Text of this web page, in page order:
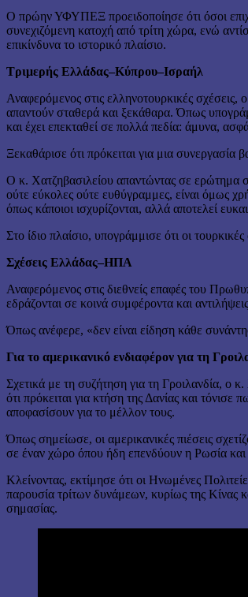
Ο πρώην ΥΦΥΠΕΞ προειδοποίησε ότι όσοι
συνεχιζόμενη κατοχή από τρίτη χώρα, ενώ
επικίνδυνα το ιστορικό πλαίσιο.
Τριμερής Ελλάδας–Κύπρου–Ισραήλ
Αναφερόμενος στις ελληνοτουρκικές
απαντούν σταθερά και ξεκάθαρα. Όπως
και έχει επεκταθεί σε πολλά πεδία: άμυνα,
Ξεκαθάρισε ότι πρόκειται για μια
Ο κ. Χατζηβασιλείου απαντώντας σε ερώτημα
ούτε εύκολες ούτε ευθύγραμμες, είναι όμως
όπως κάποιοι ισχυρίζονται, αλλά αποτελεί
Στο ίδιο πλαίσιο, υπογράμμισε ότι οι
Σχέσεις Ελλάδας–ΗΠΑ
Αναφερόμενος στις διεθνείς επαφές του
εδράζονται σε κοινά συμφέροντα και
Όπως ανέφερε, «δεν είναι είδηση κάθε
Για το αμερικανικό ενδιαφέρον για τη
Σχετικά με τη συζήτηση για τη Γροιλανδία, ο
ότι πρόκειται για κτήση της Δανίας και
αποφασίσουν για το μέλλον τους.
Όπως σημείωσε, οι αμερικανικές πιέσεις
σε έναν χώρο όπου ήδη επενδύουν η Ρωσία
Κλείνοντας, εκτίμησε ότι οι Ηνωμένες
παρουσία τρίτων δυνάμεων, κυρίως της Κίνας
σημασίας.